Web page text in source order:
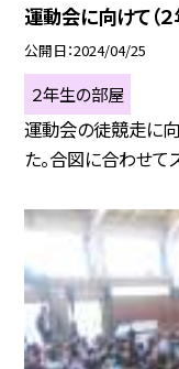
運動会に向けて（２
公開日 2024/04/25
２年生の部屋
運動会の徒競走に向
た。合図に合わせて